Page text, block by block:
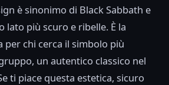
è sinonimo di Black Sabbath e
lato più scuro e ribelle. È la
chi cerca il simbolo più
un autentico classico nel
ti piace questa estetica, sicuro